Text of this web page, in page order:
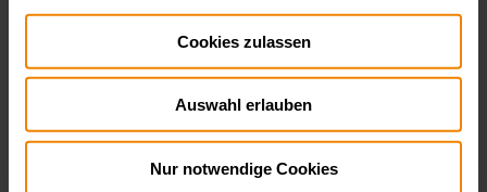
Cookies zulassen
Auswahl erlauben
Nur notwendige Cookies